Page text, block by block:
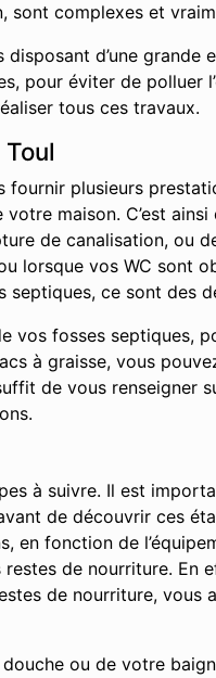
sont complexes et
d’une grande
pour éviter de polluer
tous ces travaux.
plusieurs
maison. C’est
de canalisation, ou
lorsque vos WC sont
ce sont des
vos fosses
à graisse, vous
de vous renseigner
à suivre. Il est
de découvrir ces
en fonction de
de nourriture. En
de nourriture, vous
ou de votre